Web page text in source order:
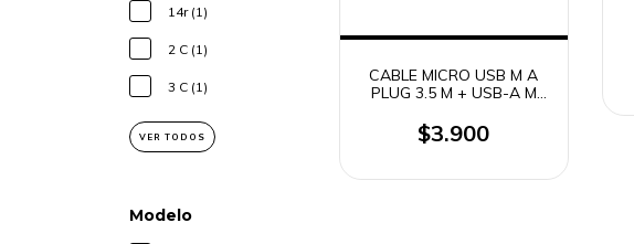
14r (1)
2 C (1)
3 C (1)
VER TODOS
Modelo
CABLE MICRO USB M A
PLUG 3.5 M + USB-A M
$3.900